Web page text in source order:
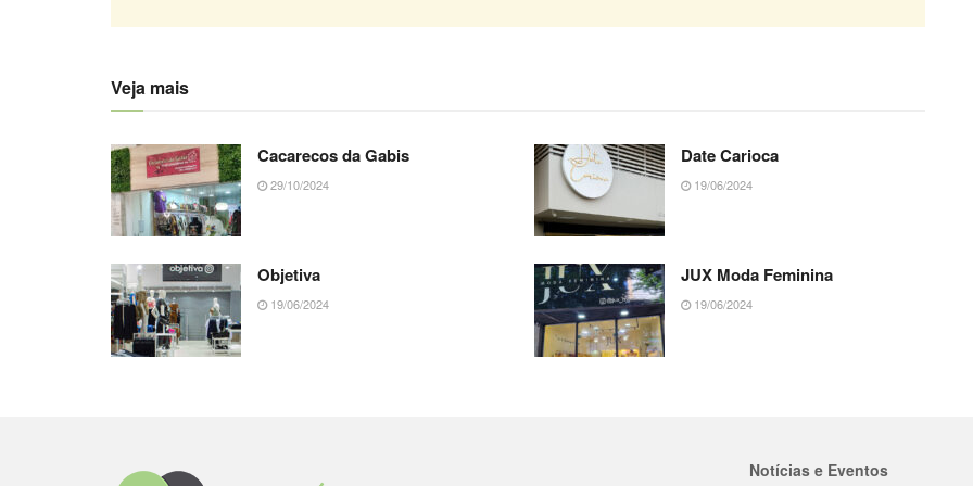
Veja mais
Cacarecos da Gabis
29/10/2024
Date Carioca
19/06/2024
Objetiva
19/06/2024
JUX Moda Feminina
19/06/2024
Notícias e Eventos